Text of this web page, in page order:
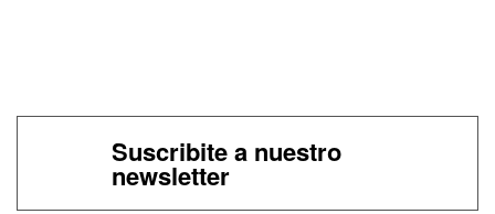
Suscribite a nuestro
newsletter